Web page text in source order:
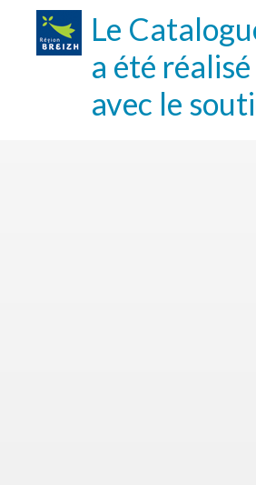
Le
a été réalisé
avec le